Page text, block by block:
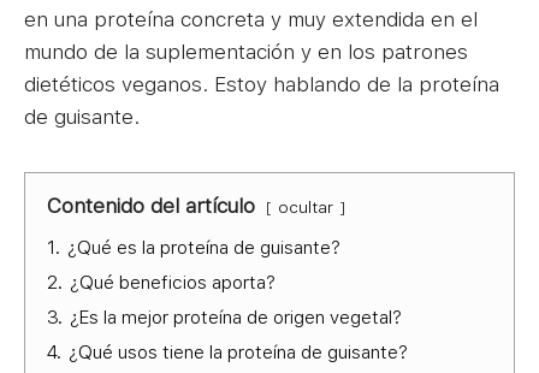
en una proteína concreta y muy extendida en el
mundo de la suplementación y en los patrones
dietéticos veganos. Estoy hablando de la proteína
de guisante.
Contenido del artículo ocultar
1. ¿Qué es la proteína de guisante?
2. ¿Qué beneficios aporta?
3. ¿Es la mejor proteína de origen vegetal?
4. ¿Qué usos tiene la proteína de guisante?